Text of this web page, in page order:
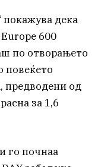
покажува дека
600
по отворањето
повеќето
предводени од
за 1,6
го почнаа